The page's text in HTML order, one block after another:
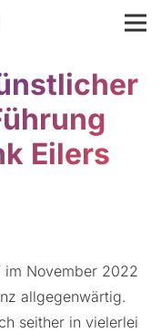
Eilers
im November 2022
allgegenwärtig.
seither in vielerlei